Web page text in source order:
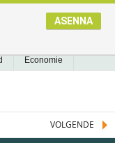
Economie
VOLGENDE
ASENNA